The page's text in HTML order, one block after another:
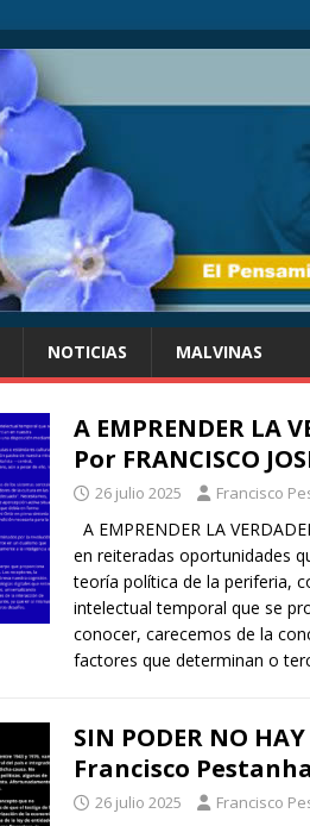
NOTICIAS MALVINAS
A EMPRENDER LA
Por FRANCISCO
26 julio 2025 Francisco
A EMPRENDER LA
en reiteradas oportunidades
teoría política de la periferia,
intelectual temporal que se
conocer, carecemos de la
factores que determinan o
SIN PODER NO
Francisco Pestanha
26 julio 2025 Francisco